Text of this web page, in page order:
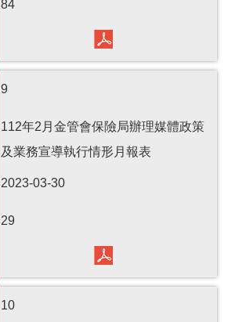
84
9
112年2月金管會保險局辦理媒體政策
及業務宣導執行情形月報表
2023-03-30
29
10